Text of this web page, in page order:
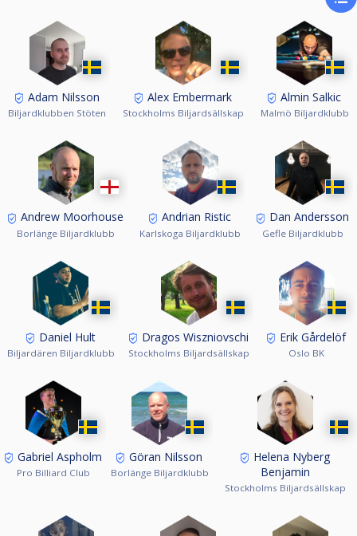
Görs ingen avanmälan kommer föreningen att få en faktura för spelarens
startavgift.
För övrig information berättigad att delta osv, se Nationella och
Grengemensamma tävlingsbestämmelserna på www.biljardforbundet.se
Adam Nilsson
Biljardklubben Stöten
Alex Embermark
Stockholms Biljardsällskap
Almin Salkic
Malmö Biljardklubb
Andrew Moorhouse
Borlänge Biljardklubb
Andrian Ristic
Karlskoga Biljardklubb
Dan Andersson
Gefle Biljardklubb
Daniel Hult
Biljardären Biljardklubb
Dragos Wiszniovschi
Stockholms Biljardsällskap
Erik Gårdelöf
Oslo BK
Gabriel Aspholm
Pro Billiard Club
Göran Nilsson
Borlänge Biljardklubb
Helena Nyberg
Benjamin
Stockholms Biljardsällskap